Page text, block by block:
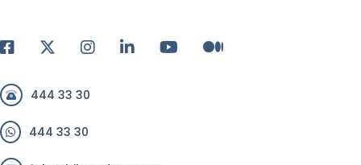
444 33 30
444 33 30